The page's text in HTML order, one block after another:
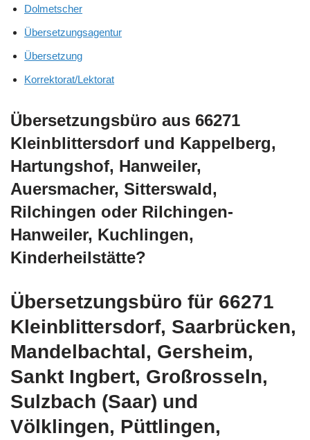
Dolmetscher
Übersetzungsagentur
Übersetzung
Korrektorat/Lektorat
Übersetzungsbüro aus 66271
Kleinblittersdorf und Kappelberg,
Hartungshof, Hanweiler,
Auersmacher, Sitterswald,
Rilchingen oder Rilchingen-
Hanweiler, Kuchlingen,
Kinderheilstätte?
Übersetzungsbüro für 66271
Kleinblittersdorf, Saarbrücken,
Mandelbachtal, Gersheim,
Sankt Ingbert, Großrosseln,
Sulzbach (Saar) und
Völklingen, Püttlingen,